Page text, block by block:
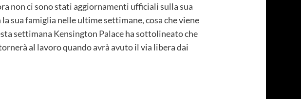
non ci sono stati aggiornamenti ufficiali sulla sua
sua famiglia nelle ultime settimane, cosa che viene
settimana Kensington Palace ha sottolineato che
al lavoro quando avrà avuto il via libera dai